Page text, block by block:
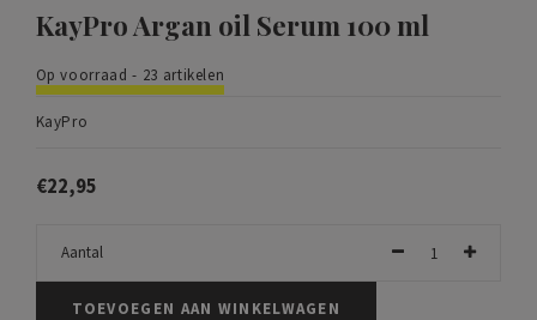
KayPro Argan oil Serum 100 ml
Op voorraad - 23 artikelen
KayPro
€22,95
Aantal
TOEVOEGEN AAN WINKELWAGEN